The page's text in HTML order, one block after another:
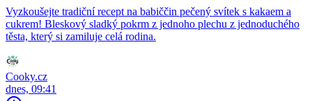
Vyzkoušejte tradiční recept na babiččin pečený svítek s kakaem a
cukrem! Bleskový sladký pokrm z jednoho plechu z jednoduchého
těsta, který si zamiluje celá rodina.
Cooky.cz
dnes, 09:41